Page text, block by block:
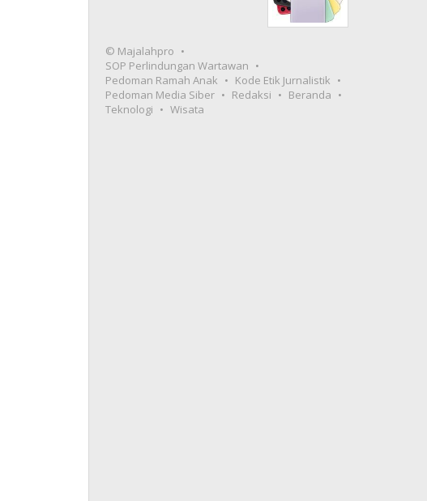
© Majalahpro
SOP Perlindungan Wartawan
Pedoman Ramah Anak
Kode Etik Jurnalistik
Pedoman Media Siber
Redaksi
Beranda
Teknologi
Wisata